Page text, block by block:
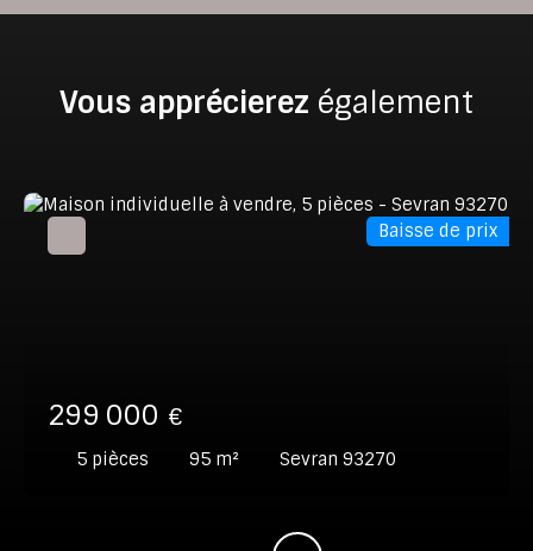
Vous apprécierez également
299 000 €
5 pièces 95 m² Sevran 93270
Baisse de prix